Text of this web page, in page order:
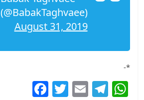
(@BabakTaghvaee)
August 31, 2019
*-
W
T
E
T